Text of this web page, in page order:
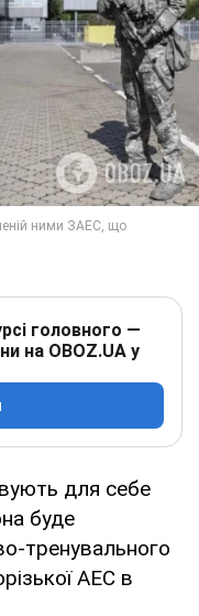
головного —
на OBOZ.UA у
для себе
буде
тренувального
АЕС в